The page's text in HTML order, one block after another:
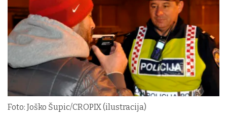
Foto: Joško Šupic/CROPIX (ilustracija)